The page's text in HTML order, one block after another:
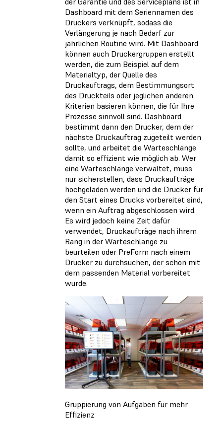
Dashboard mit dem Seriennamen des
Druckers verknüpft, sodass die
Verlängerung je nach Bedarf zur
jährlichen Routine wird. Mit Dashboard
können auch Druckergruppen erstellt
werden, die zum Beispiel auf dem
Materialtyp, der Quelle des
Druckauftrags, dem Bestimmungsort
des Druckteils oder jeglichen anderen
Kriterien basieren können, die für Ihre
Prozesse sinnvoll sind. Dashboard
bestimmt dann den Drucker, dem der
nächste Druckauftrag zugeteilt werden
sollte, und arbeitet die Warteschlange
damit so effizient wie möglich ab. Wer
eine Warteschlange verwaltet, muss
nur sicherstellen, dass Druckaufträge
hochgeladen werden und die Drucker für
den Start eines Drucks vorbereitet sind,
wenn ein Auftrag abgeschlossen wird.
Es wird jedoch keine Zeit dafür
verwendet, Druckaufträge nach ihrem
Rang in der Warteschlange zu
beurteilen oder PreForm nach einem
Drucker zu durchsuchen, der schon mit
dem passenden Material vorbereitet
wurde.
Gruppierung von Aufgaben für mehr
Effizienz